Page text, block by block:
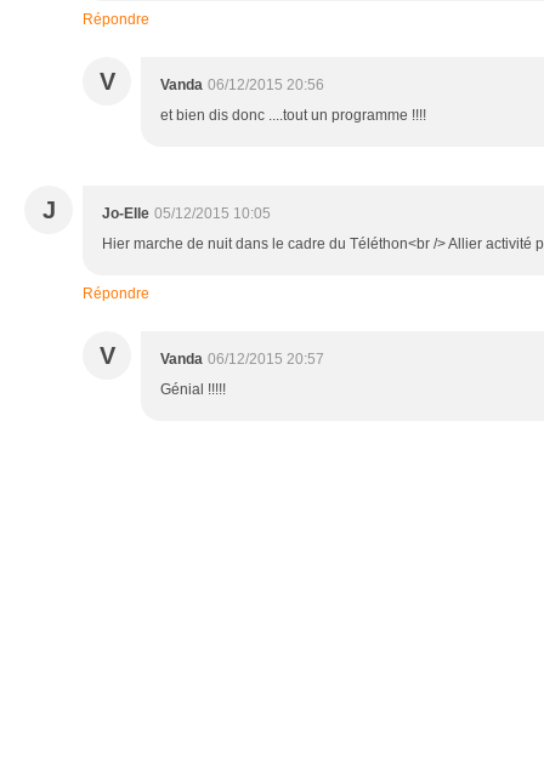
Répondre
V Vanda 06/12/2015 20:56
et bien dis donc ....tout un programme !!!!
J Jo-Elle 05/12/2015 10:05
Hier marche de nuit dans le cadre du Téléthon<br /> Allier activité
Répondre
V Vanda 06/12/2015 20:57
Génial !!!!!